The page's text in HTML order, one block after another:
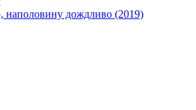
наполовину дождливо (2019)